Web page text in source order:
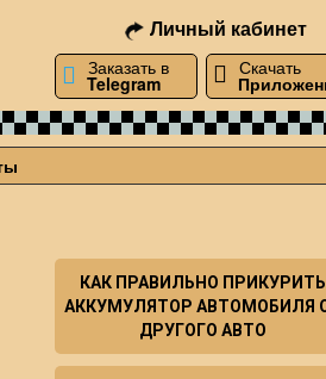
Личный кабинет
Заказать в
Telegram
Скачать
КАК ПРАВИЛЬНО ПРИКУРИТЬ
АККУМУЛЯТОР АВТОМОБИЛЯ
ДРУГОГО АВТО